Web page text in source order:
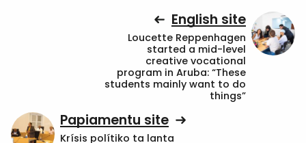
English site
Loucette Reppenhagen
started a mid-level
creative vocational
program in Aruba: “These
students mainly want to do
things”
Papiamentu site
Krísis polítiko ta lanta